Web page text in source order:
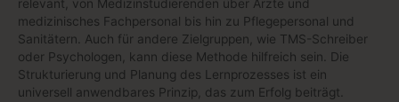
relevant, von Medizinstudierenden über Ärzte und
medizinisches Fachpersonal bis hin zu Pflegepersonal und
Sanitätern. Auch für andere Zielgruppen, wie TMS-Schreiber
oder Psychologen, kann diese Methode hilfreich sein. Die
Strukturierung und Planung des Lernprozesses ist ein
universell anwendbares Prinzip, das zum Erfolg beiträgt.